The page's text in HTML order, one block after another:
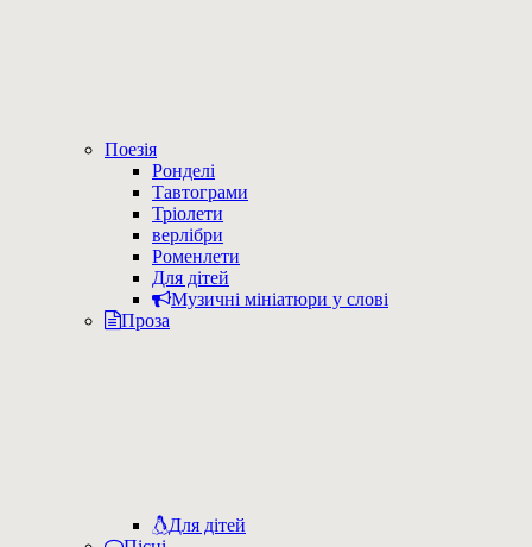
Поезія
Ронделі
Тавтограми
Тріолети
верлібри
Роменлети
Для дітей
Музичні мініатюри у слові
Проза
Для дітей